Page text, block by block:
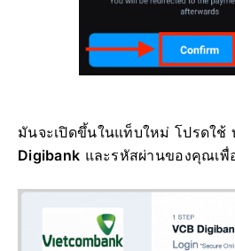
มันจะเปิดขึ้นในแท็บใหม่ โปรดใ
Digibank และรหัสผ่านของคุณเพื่